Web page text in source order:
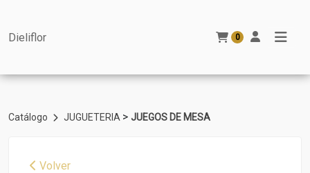
Dieliflor 0
Catálogo JUGUETERIA > JUEGOS DE MESA
Volver